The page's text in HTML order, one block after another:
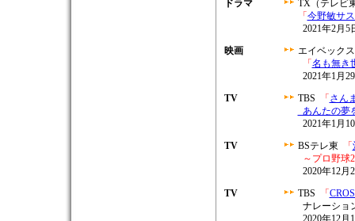
ドラマ
TX（テレビ
「 今野敏サ
2021年2月5
映画
エイベック
「 名も無き
2021年1月
TV
TBS 「 さん
あんたの夢
2021年1月
TV
BSテレ東 「
～プロ野球
2020年12月
TV
TBS 「
ナレーショ
2020年12月